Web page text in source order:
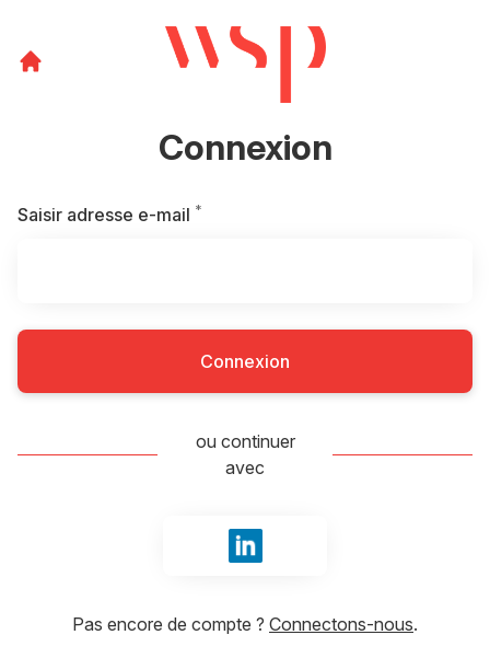
Connexion
Saisir adresse e-mail *
Connexion
ou continuer
avec
Se connecter avec LinkedIn
Pas encore de compte ? Connectons-nous.